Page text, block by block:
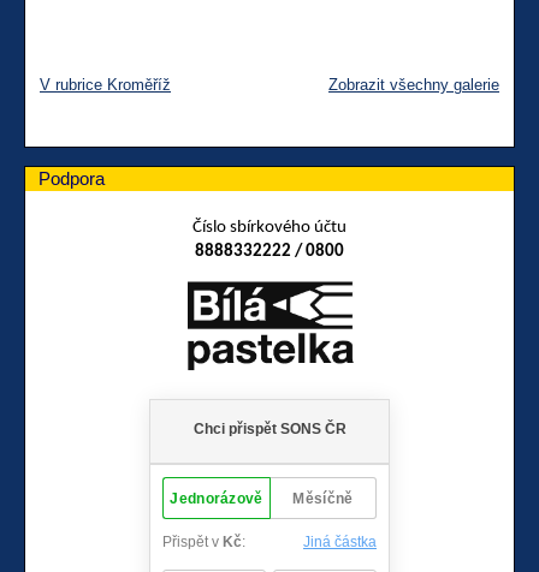
V rubrice Kroměříž Zobrazit všechny galerie
Podpora
Číslo sbírkového účtu
8888332222 / 0800